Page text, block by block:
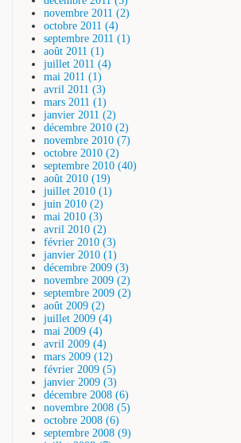
novembre 2011 (2)
octobre 2011 (4)
septembre 2011 (1)
août 2011 (1)
juillet 2011 (4)
mai 2011 (1)
avril 2011 (3)
mars 2011 (1)
janvier 2011 (2)
décembre 2010 (2)
novembre 2010 (7)
octobre 2010 (2)
septembre 2010 (40)
août 2010 (19)
juillet 2010 (1)
juin 2010 (2)
mai 2010 (3)
avril 2010 (2)
février 2010 (3)
janvier 2010 (1)
décembre 2009 (3)
novembre 2009 (2)
septembre 2009 (2)
août 2009 (2)
juillet 2009 (4)
mai 2009 (4)
avril 2009 (4)
mars 2009 (12)
février 2009 (5)
janvier 2009 (3)
décembre 2008 (6)
novembre 2008 (5)
octobre 2008 (6)
septembre 2008 (9)